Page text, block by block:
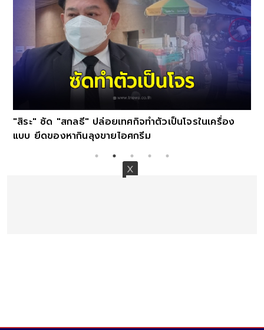
"สิระ" ซัด "สกลธี" ปล่อยเทศกิจทำตัวเป็นโจรในเครื่อง
แบบ ยึดของหากินลุงขายไอศกรีม